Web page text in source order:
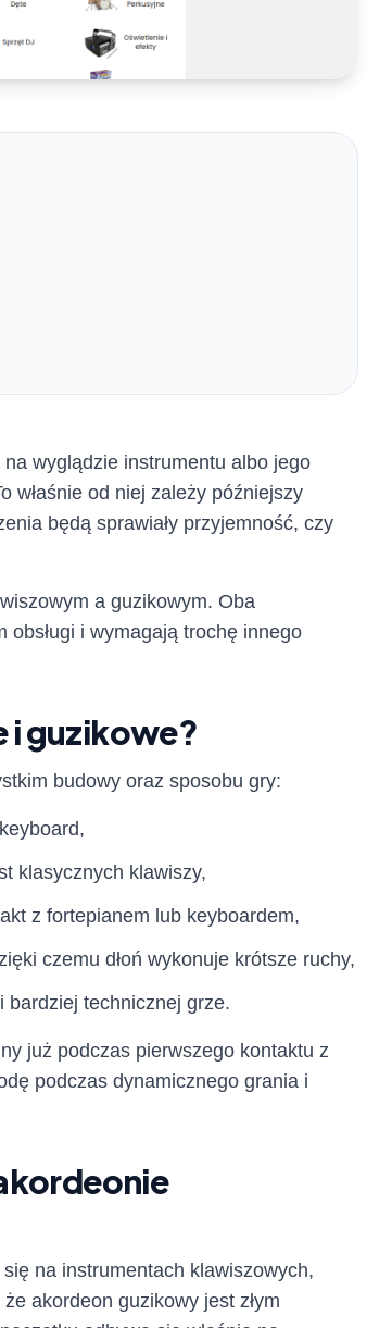
wyglądzie instrumentu albo jego
właśnie od niej zależy późniejszy
będą sprawiały przyjemność, czy
a guzikowym. Oba
i wymagają trochę innego
i guzikowe?
budowy oraz sposobu gry:
klasycznych klawiszy,
z fortepianem lub keyboardem,
czemu dłoń wykonuje krótsze ruchy,
bardziej technicznej grze.
już podczas pierwszego kontaktu z
podczas dynamicznego grania i
na instrumentach klawiszowych,
akordeon guzikowy jest złym